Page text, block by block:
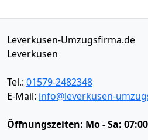
Leverkusen-Umzugsfirma.de
Leverkusen
Tel.: 01579-2482348
E-Mail: info@leverkusen-
Öffnungszeiten: Mo - Sa: